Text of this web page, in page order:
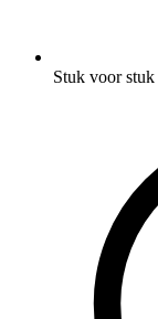
Stuk voor